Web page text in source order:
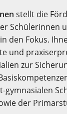
stellt die
Schülerinnen
den Fokus.
und
zur
gymnasialen
der